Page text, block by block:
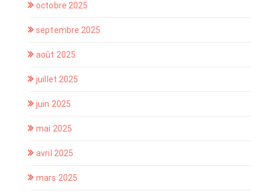
octobre 2025
septembre 2025
août 2025
juillet 2025
juin 2025
mai 2025
avril 2025
mars 2025